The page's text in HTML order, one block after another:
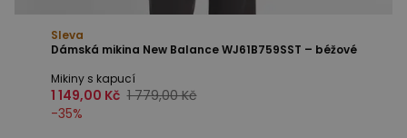
Sleva
Dámská mikina New Balance WJ61B759SST – béžové
Mikiny s kapucí
1 149,00 Kč 1 779,00 Kč
-35%